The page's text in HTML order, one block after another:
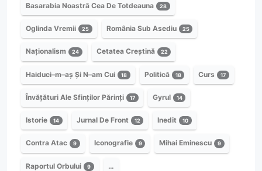
Basarabia Noastră Cea De Totdeauna 28
Oglinda Vremii 25 România Sub Asediu 25
Naționalism 24 Cetatea Creștină 22
Haiduci–m–aș Și N–am Cui 18 Politică 18 Curs 17
Învățături Ale Sfinților Părinți 17 Gyrul 14
Istorie 14 Jurnal De Front 12 Inedit 10
Contra Atac 9 Iconografie 9 Mihai Eminescu 9
Raportul Orbului 9 …